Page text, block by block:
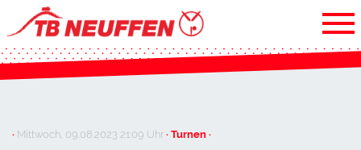
· Mittwoch, 09.08.2023 21:09 Uhr· Turnen ·